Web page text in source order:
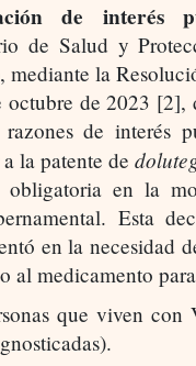
de interés
de Salud y
mediante la
octubre de 2023 [2],
razones de interés
a la patente de
obligatoria en la
Esta
en la necesidad
al medicamento
que viven con